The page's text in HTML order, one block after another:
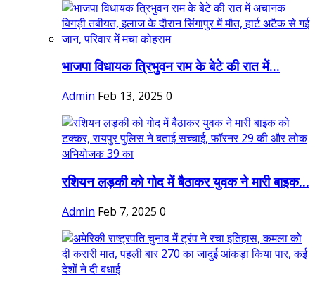
भाजपा विधायक त्रिभुवन राम के बेटे की रात में...
Admin Feb 13, 2025 0
रशियन लड़की को गोद में बैठाकर युवक ने मारी बाइक...
Admin Feb 7, 2025 0